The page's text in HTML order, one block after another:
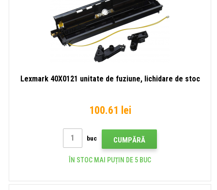
Lexmark 40X0121 unitate de fuziune, lichidare de stoc
100.61 lei
buc CUMPĂRĂ
ÎN STOC MAI PUȚIN DE 5 BUC